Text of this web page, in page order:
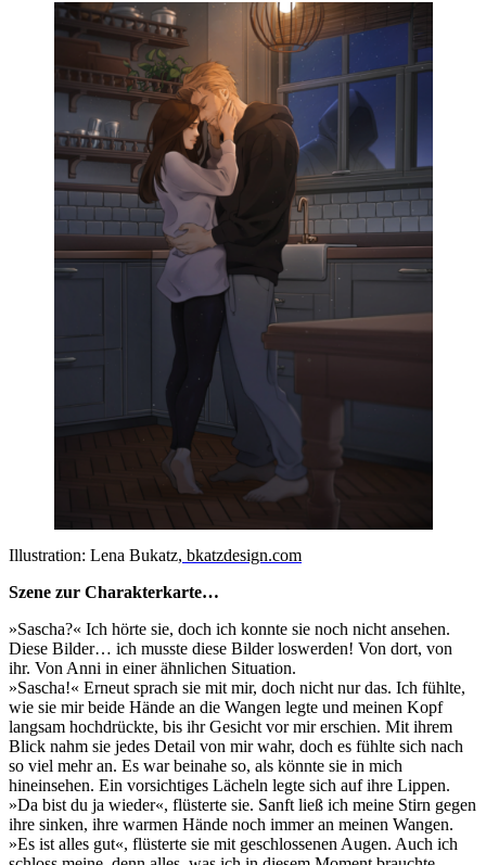
Illustration: Lena Bukatz, bkatzdesign.com
Szene zur Charakterkarte…
»Sascha?« Ich hörte sie, doch ich konnte sie noch nicht ansehen.
Diese Bilder… ich musste diese Bilder loswerden! Von dort, von
ihr. Von Anni in einer ähnlichen Situation.
»Sascha!« Erneut sprach sie mit mir, doch nicht nur das. Ich fühlte,
wie sie mir beide Hände an die Wangen legte und meinen Kopf
langsam hochdrückte, bis ihr Gesicht vor mir erschien. Mit ihrem
Blick nahm sie jedes Detail von mir wahr, doch es fühlte sich nach
so viel mehr an. Es war beinahe so, als könnte sie in mich
hineinsehen. Ein vorsichtiges Lächeln legte sich auf ihre Lippen.
»Da bist du ja wieder«, flüsterte sie. Sanft ließ ich meine Stirn gegen
ihre sinken, ihre warmen Hände noch immer an meinen Wangen.
»Es ist alles gut«, flüsterte sie mit geschlossenen Augen. Auch ich